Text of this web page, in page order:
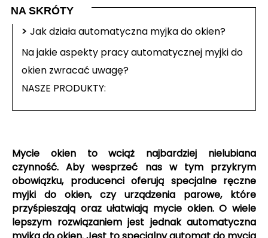
NA SKRÓTY
> Jak działa automatyczna myjka do okien?
Na jakie aspekty pracy automatycznej myjki do
okien zwracać uwagę?
NASZE PRODUKTY:
Mycie okien to wciąż najbardziej nielubiana
czynność. Aby wesprzeć nas w tym przykrym
obowiązku, producenci oferują specjalne ręczne
myjki do okien, czy urządzenia parowe, które
przyśpieszają oraz ułatwiają mycie okien. O wiele
lepszym rozwiązaniem jest jednak automatyczna